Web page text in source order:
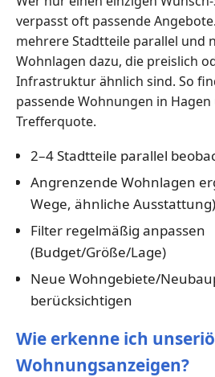
verpasst oft passende
mehrere Stadtteile parallel und
Wohnlagen dazu, die preislich
Infrastruktur ähnlich sind. So
passende Wohnungen in
Trefferquote.
2–4 Stadtteile parallel
Angrenzende Wohnlagen
Wege, ähnliche Ausstattung)
Filter regelmäßig anpassen
(Budget/Größe/Lage)
Neue Wohngebiete/
berücksichtigen
Wie erkenne ich
Wohnungsanzeigen?